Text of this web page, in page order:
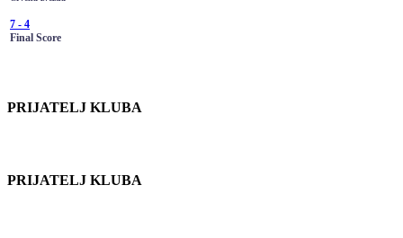
7 - 4
Final Score
PRIJATELJ KLUBA
PRIJATELJ KLUBA